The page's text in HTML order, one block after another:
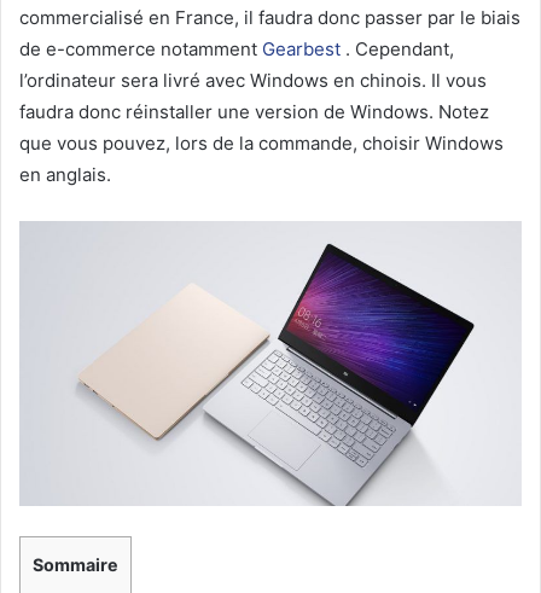
commercialisé en France, il faudra donc passer par le biais
de e-commerce notamment Gearbest . Cependant,
l’ordinateur sera livré avec Windows en chinois. Il vous
faudra donc réinstaller une version de Windows. Notez
que vous pouvez, lors de la commande, choisir Windows
en anglais.
Sommaire